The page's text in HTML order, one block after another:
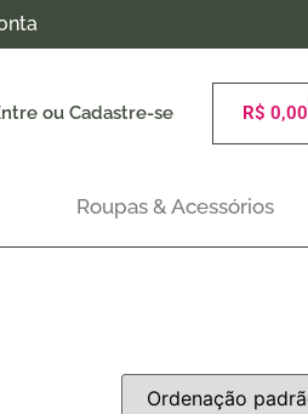
ou Cadastre-se R$ 0,00
Roupas & Acessórios